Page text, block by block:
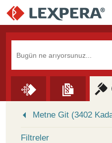
Metne Git (3402
Filtreler